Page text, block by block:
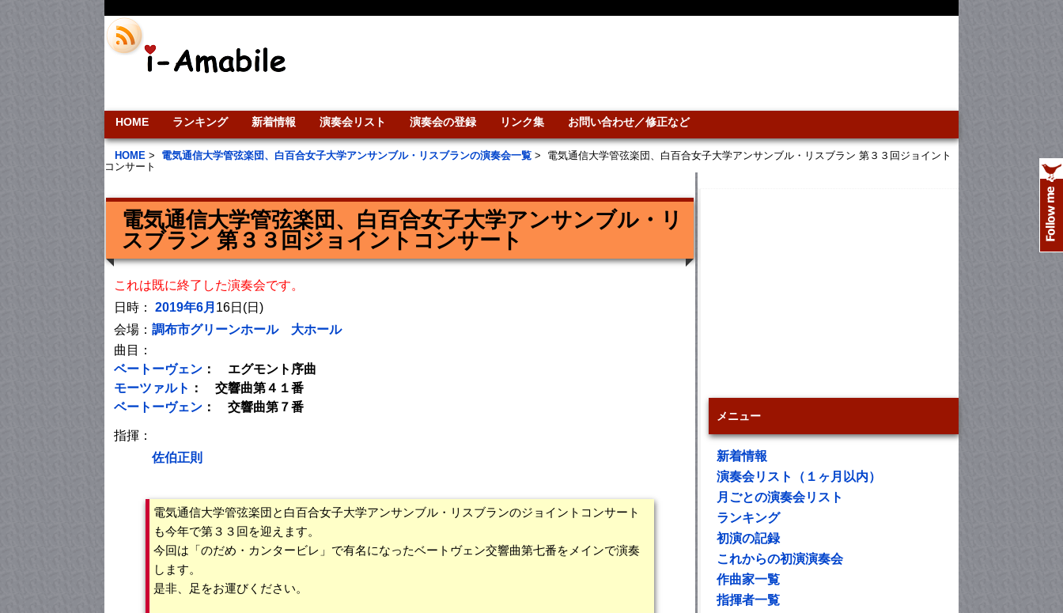
HOME ランキング 新着情報 演奏会リスト 演奏会の登録 リンク集 お問い合わせ／修正など
HOME > 電気通信大学管弦楽団、白百合女子大学アンサンブル・リスブランの演奏会一覧 > 電気通信大学管弦楽団、白百合女子大学アンサンブル・リスブラン 第３３回ジョイント
コンサート
電気通信大学管弦楽団、白百合女子大学アンサンブル・リ
スブラン 第３３回ジョイントコンサート
これは既に終了した演奏会です。
日時： 2019年6月 16日(日)
会場： 調布市グリーンホール 大ホール
曲目：
ベートーヴェン ： エグモント序曲
モーツァルト ： 交響曲第４１番
ベートーヴェン ： 交響曲第７番
指揮：
佐伯正則
電気通信大学管弦楽団と白百合女子大学アンサンブル・リスブランのジョイントコンサート
も今年で第３３回を迎えます。
今回は「のだめ・カンタービレ」で有名になったベートヴェン交響曲第七番をメインで演奏
します。
是非、足をお運びください。
メニュー
新着情報
演奏会リスト（１ヶ月以内）
月ごとの演奏会リスト
ランキング
初演の記録
これからの初演演奏会
作曲家一覧
指揮者一覧